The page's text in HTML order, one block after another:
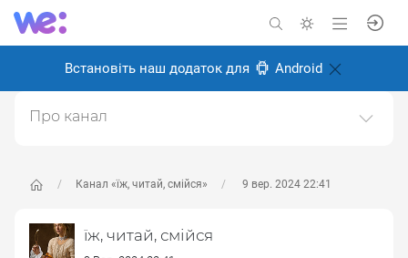
Встановіть наш додаток для Android
Канал «їж, читай, смійся» 9 вер. 2024 22:41
їж, читай, смійся
Про канал
не інстаграм, тому некрасиво
Відповідальні: ліза м